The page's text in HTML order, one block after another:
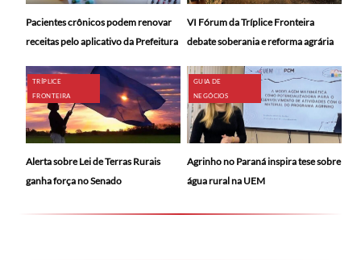
Pacientes crônicos podem renovar
receitas pelo aplicativo da Prefeitura
VI Fórum da Tríplice Fronteira
debate soberania e reforma agrária
TRÍPLICE
FRONTEIRA
Alerta sobre Lei de Terras Rurais
ganha força no Senado
GUIA DE
NEGÓCIOS
Agrinho no Paraná inspira tese sobre
água rural na UEM